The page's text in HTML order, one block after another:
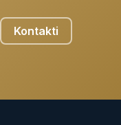
Kontakti